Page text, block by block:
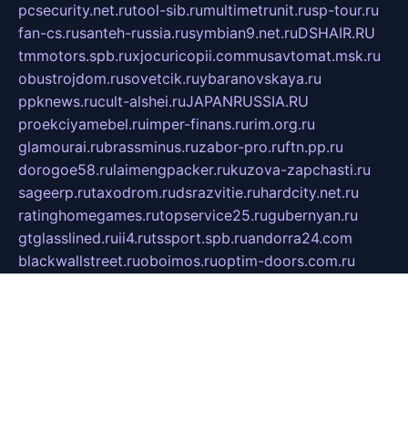
pcsecurity.net.rutool-sib.rumultimetrunit.rusp-tour.ru
fan-cs.rusanteh-russia.rusymbian9.net.ruDSHAIR.RU
tmmotors.spb.ruxjocuricopii.commusavtomat.msk.ru
obustrojdom.rusovetcik.ruybaranovskaya.ru
ppknews.rucult-alshei.ruJAPANRUSSIA.RU
proekciyamebel.ruimper-finans.rurim.org.ru
glamourai.rubrassminus.ruzabor-pro.ruftn.pp.ru
dorogoe58.rulaimengpacker.rukuzova-zapchasti.ru
sageerp.rutaxodrom.rudsrazvitie.ruhardcity.net.ru
ratinghomegames.rutopservice25.rugubernyan.ru
gtglasslined.ruii4.rutssport.spb.ruandorra24.com
blackwallstreet.ruoboimos.ruoptim-doors.com.ru